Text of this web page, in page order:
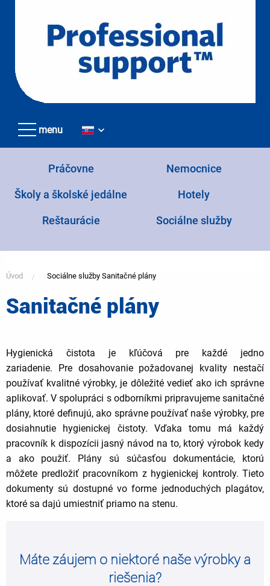
menu
Práčovne Nemocnice
Školy a školské jedálne Hotely
Reštaurácie Sociálne služby
are
here
Úvod Sociálne služby Sanitačné plány
Sanitačné plány
Hygienická čistota je kľúčová pre každé jedno
zariadenie. Pre dosahovanie požadovanej kvality nestačí
používať kvalitné výrobky, je dôležité vedieť ako ich správne
aplikovať. V spolupráci s odborníkmi pripravujeme sanitačné
plány, ktoré definujú, ako správne používať naše výrobky, pre
dosiahnutie hygienickej čistoty. Vďaka tomu má každý
pracovník k dispozícii jasný návod na to, ktorý výrobok kedy
a ako použiť. Plány sú súčasťou dokumentácie, ktorú
môžete predložiť pracovníkom z hygienickej kontroly. Tieto
dokumenty sú dostupné vo forme jednoduchých plagátov,
ktoré sa dajú umiestniť priamo na stenu.
Máte záujem o niektoré naše výrobky a
riešenia?